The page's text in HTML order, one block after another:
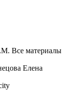
Все материалы
Елена